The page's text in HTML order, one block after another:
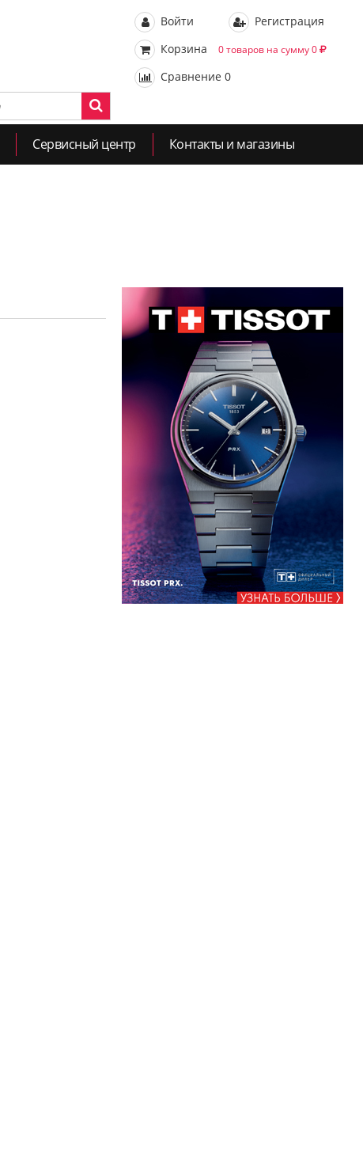
Войти
Регистрация
Корзина
0 товаров на сумму 0
Сравнение 0
Сервисный центр Контакты и магазины